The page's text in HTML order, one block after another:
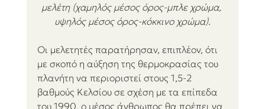
μελέτη (χαμηλός μέσος όρος-μπλε χρώμα,
υψηλός μέσος όρος-κόκκινο χρώμα).
Οι μελετητές παρατήρησαν, επιπλέον, ότι
με σκοπό η αύξηση της θερμοκρασίας του
πλανήτη να περιοριστεί στους 1,5-2
βαθμούς Κελσίου σε σχέση με τα επίπεδα
του 1990, ο μέσος άνθρωπος θα πρέπει να